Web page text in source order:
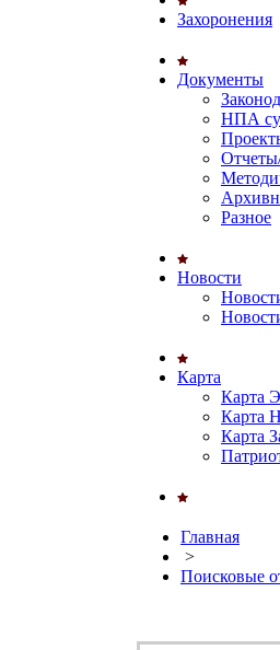
Захоронения
Документы
НПА
Разное
Новости
Карта
Карта
Карта
Карта
Главная
>
Поисковые